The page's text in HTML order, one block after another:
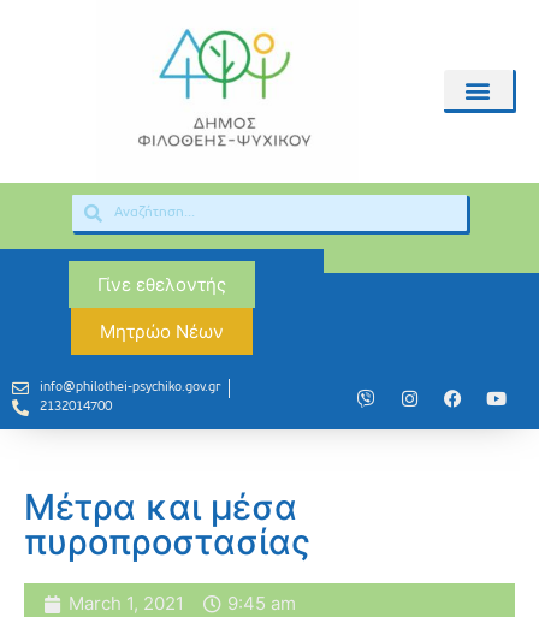
Γίνε εθελοντής
Μητρώο Νέων
info@philothei-psychiko.gov.gr
2132014700
Μέτρα και μέσα
πυροπροστασίας
March 1, 2021 9:45 am